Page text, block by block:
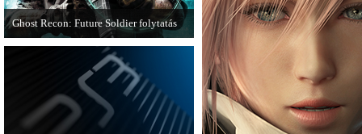
Ghost Recon: Future Soldier folytatás
Több jel is utal arra, hogy készülőben
van a Ghost Recon: Future Soldier
következő epizódja.